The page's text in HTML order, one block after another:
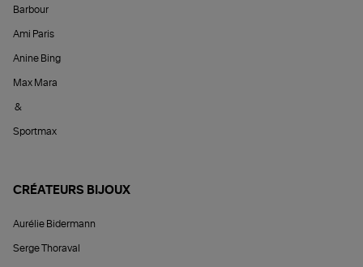
Barbour
Ami Paris
Anine Bing
Max Mara
&
Sportmax
CRÉATEURS BIJOUX
Aurélie Bidermann
Serge Thoraval